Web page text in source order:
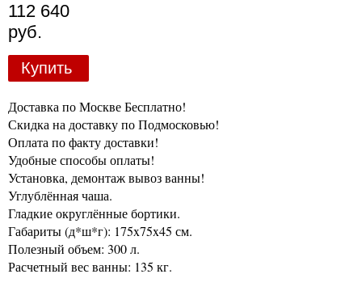
112 640
руб.
Купить
Доставка по Москве Бесплатно!
Скидка на доставку по Подмосковью!
Оплата по факту доставки!
Удобные способы оплаты!
Установка, демонтаж вывоз ванны!
Углублённая чаша.
Гладкие округлённые бортики.
Габариты (д*ш*г): 175x75x45 см.
Полезный объем: 300 л.
Расчетный вес ванны: 135 кг.